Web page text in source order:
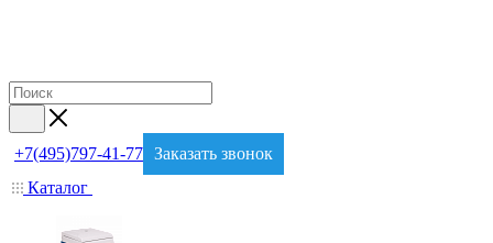
+7(495)797-41-77 Заказать звонок
Каталог